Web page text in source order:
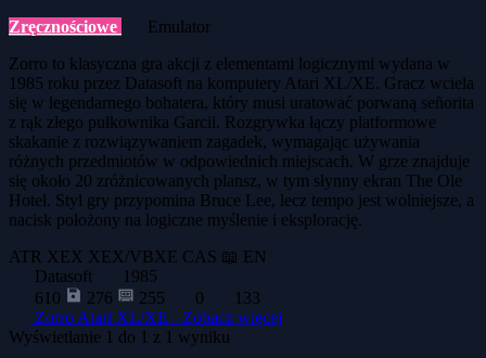
Zręcznościowe
Emulator
Zorro to klasyczna gra akcji z elementami logicznymi wydana w
1985 roku przez Datasoft na komputery Atari XL/XE. Gracz wciela
się w legendarnego bohatera, który musi uratować porwaną señorita
z rąk złego pułkownika Garcii. Rozgrywka łączy platformowe
skakanie z rozwiązywaniem zagadek, wymagając używania
różnych przedmiotów w odpowiednich miejscach. W grze znajduje
się około 20 zróżnicowanych plansz, w tym słynny ekran The Ole
Hotel. Styl gry przypomina Bruce Lee, lecz tempo jest wolniejsze, a
nacisk położony na logiczne myślenie i eksplorację.
ATR XEX XEX/VBXE CAS 📖 EN
Datasoft
1985
610
276 255 0
133
Zorro Atari XL/XE - Zobacz więcej
Wyświetlanie 1 do 1 z 1 wyniku